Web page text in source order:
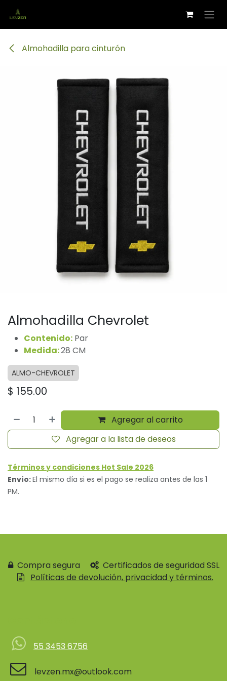
Almohadilla para cinturón
Almohadilla Chevrolet
Contenido: Par
Medida:28 CM
ALMO-CHEVROLET
$ 155.00
Agregar al carrito
Agregar a la lista de deseos
Términos y condiciones Hot Sale 2026
Envío:El mismo día si es el pago se realiza antes de las 1
PM.
Compra segura
Certificados de seguridad SSL
Políticas de devolución, privacidad y términos.
55 3453 6756
levzen.mx@outlook.com